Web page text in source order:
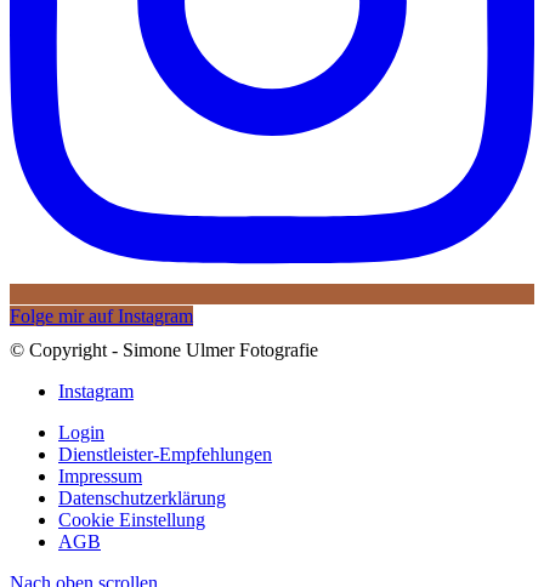
Folge mir auf Instagram
© Copyright - Simone Ulmer Fotografie
Instagram
Login
Dienstleister-Empfehlungen
Impressum
Datenschutzerklärung
Cookie Einstellung
AGB